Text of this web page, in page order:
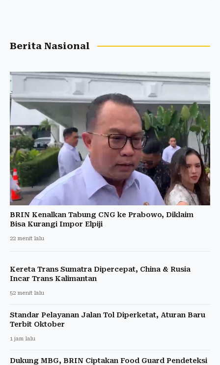
Berita Nasional
BRIN Kenalkan Tabung CNG ke Prabowo, Diklaim
Bisa Kurangi Impor Elpiji
22 menit lalu
Kereta Trans Sumatra Dipercepat, China & Rusia
Incar Trans Kalimantan
52 menit lalu
Standar Pelayanan Jalan Tol Diperketat, Aturan Baru
Terbit Oktober
1 jam lalu
Dukung MBG, BRIN Ciptakan Food Guard Pendeteksi